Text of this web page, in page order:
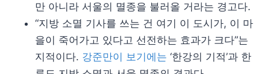
만 아니라 서울의 멸종을 불러올 거라는 경고다.
“지방 소멸 기사를 쓰는 건 여기 이 도시가, 이 마
을이 죽어가고 있다고 선전하는 효과가 크다”는
지적이다. 강준만이 보기에는 ‘한강의 기적’과 한